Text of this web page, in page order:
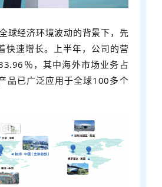
经济环境波动的背景下，先
快速增长。上半年，公司的营
％，其中海外市场业务占
品已广泛应用于全球100多个